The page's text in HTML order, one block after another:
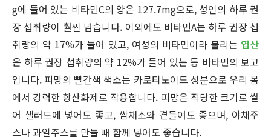
g에 들어 있는 비타민C의 양은 127.7mg으로, 성인의 하루 권
장 섭취량이 훨씬 넘습니다. 이외에도 비타민A는 하루 권장 섭
취량의 약 17%가 들어 있고, 여성의 비타민이라 불리는 엽산
은 하루 권장 섭취량의 약 12%가 들어 있는 등 비타민의 보고
입니다. 피망의 빨간색 색소는 카로티노이드 성분으로 우리 몸
에서 강력한 항산화제로 작용합니다. 피망은 적당한 크기로 썰
어 샐러드에 넣어도 좋고, 쌈채소와 곁들여도 좋으며, 야채주
스나 과일주스를 만들 때 함께 넣어도 좋습니다.